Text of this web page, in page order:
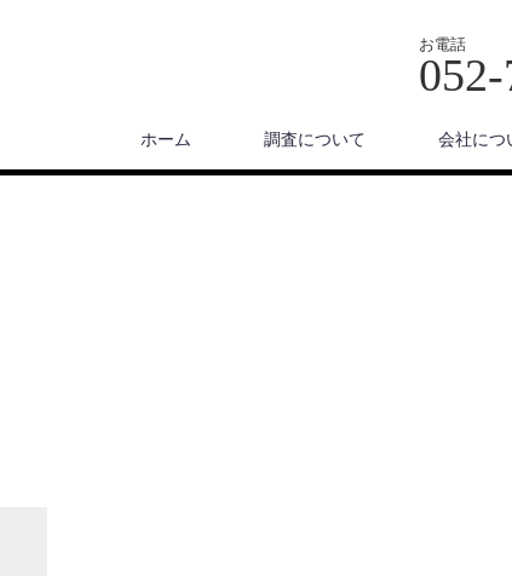
お電話
ホーム 調査について 会社につ